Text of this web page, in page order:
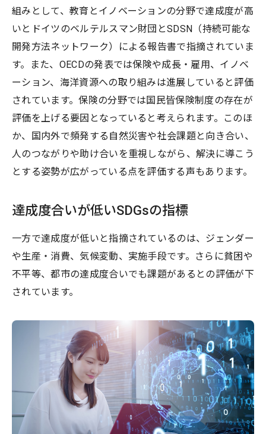
組みとして、教育とイノベーションの分野で達成度が高
いとドイツのベルテルスマン財団とSDSN（持続可能な
開発方法ネットワーク）による報告書で指摘されていま
す。また、OECDの発表では保険や成長・雇用、イノベ
ーション、海洋資源への取り組みは進展していると評価
されています。保険の分野では国民皆保険制度の存在が
評価を上げる要因となっていると考えられます。このほ
か、国内外で頻発する自然災害や社会課題と向き合い、
人のつながりや助け合いを重視しながら、解決に導こう
とする姿勢が広がっている点を評価する声もあります。
達成度合いが低いSDGsの指標
一方で達成度が低いと指摘されているのは、ジェンダー
や生産・消費、気候変動、実施手段です。さらに貧困や
不平等、都市の達成度合いでも課題があるとの評価が下
されています。